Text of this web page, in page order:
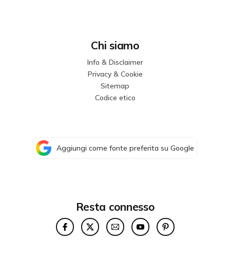
Chi siamo
Info & Disclaimer
Privacy & Cookie
Sitemap
Codice etico
Aggiungi come fonte preferita su Google
Resta connesso